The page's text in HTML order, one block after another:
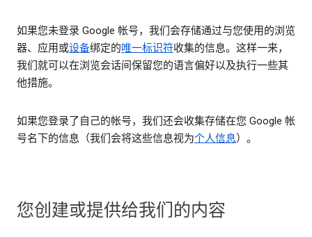
如果您未登录 Google 帐号，我们会存储通过与您使用的浏览
器、应用或设备绑定的唯一标识符收集的信息。这样一来，
我们就可以在浏览会话间保留您的语言偏好以及执行一些其
他措施。
如果您登录了自己的帐号，我们还会收集存储在您 Google 帐
号名下的信息（我们会将这些信息视为个人信息）。
您创建或提供给我们的内容